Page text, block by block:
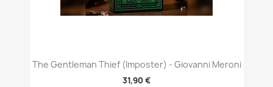
The Gentleman Thief (Imposter) - Giovanni Meroni
31,90 €